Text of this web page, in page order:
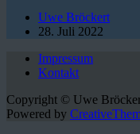
Uwe Bröckert
28. Juli 2022
Impressum
Kontakt
Copyright © Uwe
Powered by